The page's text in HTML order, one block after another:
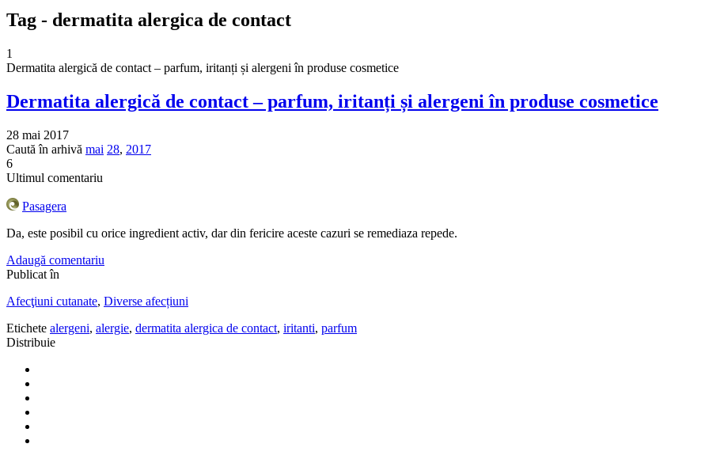
Tag - dermatita alergica de contact
1
Dermatita alergică de contact – parfum, iritanți și alergeni în produse cosmetice
Dermatita alergică de contact – parfum, iritanți și alergeni în produse cosmetice
28 mai 2017
Caută în arhivă mai 28, 2017
6
Ultimul comentariu
Pasagera
Da, este posibil cu orice ingredient activ, dar din fericire aceste cazuri se remediaza repede.
Adaugă comentariu
Publicat în
Afecţiuni cutanate, Diverse afecțiuni
Etichete alergeni, alergie, dermatita alergica de contact, iritanti, parfum
Distribuie